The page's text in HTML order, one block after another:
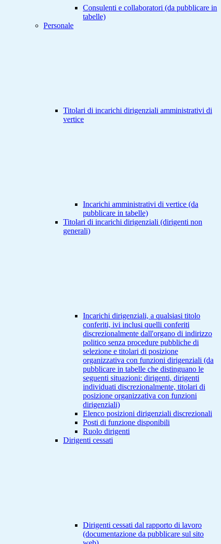
Consulenti e collaboratori (da pubblicare in
tabelle)
Personale
Titolari di incarichi dirigenziali amministrativi di
vertice
Incarichi amministrativi di vertice (da
pubblicare in tabelle)
Titolari di incarichi dirigenziali (dirigenti non
generali)
Incarichi dirigenziali, a qualsiasi titolo
conferiti, ivi inclusi quelli conferiti
discrezionalmente dall'organo di indirizzo
politico senza procedure pubbliche di
selezione e titolari di posizione
organizzativa con funzioni dirigenziali (da
pubblicare in tabelle che distinguano le
seguenti situazioni: dirigenti, dirigenti
individuati discrezionalmente, titolari di
posizione organizzativa con funzioni
dirigenziali)
Elenco posizioni dirigenziali discrezionali
Posti di funzione disponibili
Ruolo dirigenti
Dirigenti cessati
Dirigenti cessati dal rapporto di lavoro
(documentazione da pubblicare sul sito